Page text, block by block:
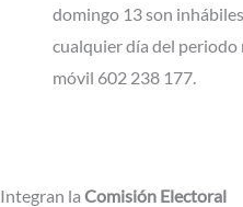
domingo 13 son
cualquier día del periodo
móvil 602 238 177.
Integran la Comisión Electoral